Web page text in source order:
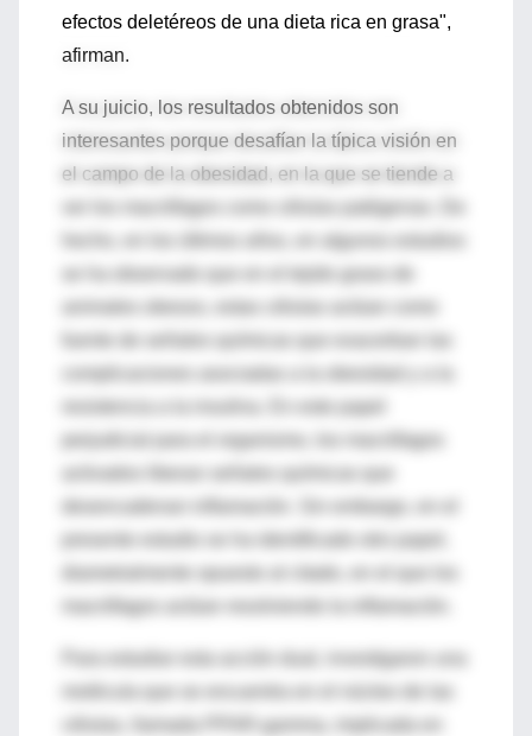
efectos deletéreos de una dieta rica en grasa",
afirman.
A su juicio, los resultados obtenidos son
interesantes porque desafían la típica visión en
el campo de la obesidad, en la que se tiende a
ver los macrófagos como células patógenas. De
hecho, en los últimos años, en algunos estudios
resistencia a la insulina. En este papel
perjudicial para el organismo, los macrófagos
desencadenan inflamación. Sin embargo, en el
presente estudio se ha identificado otro papel,
macrófagos actúan resolviendo la inflamación.
Para estudiar esta acción dual, investigaron una
células, llamada PPAR-gamma, implicada en